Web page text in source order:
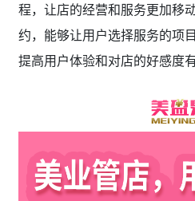
程，让店的经营和服务更加移
约，能够让用户选择服务的项
提高用户体验和对店的好感度